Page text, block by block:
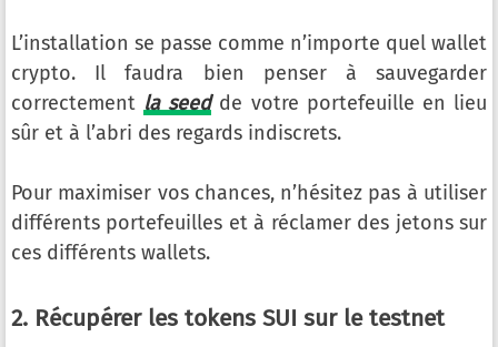
L’installation se passe comme n’importe quel wallet
crypto. Il faudra bien penser à sauvegarder
correctement la seedde votre portefeuille en lieu
sûr et à l’abri des regards indiscrets.
Pour maximiser vos chances, n’hésitez pas à utiliser
différents portefeuilles et à réclamer des jetons sur
ces différents wallets.
2. Récupérer les tokens SUI sur le testnet